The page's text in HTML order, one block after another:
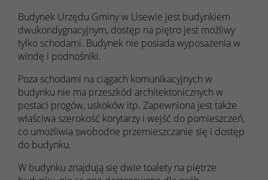
Budynek Urzędu Gminy w Lisewie jest budynkiem
dwukondygnacyjnym, dostęp na piętro jest możliwy
tylko schodami. Budynek nie posiada wyposażenia w
windę i podnośniki.
Poza schodami na ciągach komunikacyjnych w
budynku nie ma przeszkód architektonicznych w
postaci progów, uskoków itp. Zapewniona jest także
właściwa szerokość korytarzy i wejść do pomieszczeń,
co umożliwia swobodne przemieszczanie się i dostęp
do budynku.
W budynku znajdują się dwie toalety na piętrze